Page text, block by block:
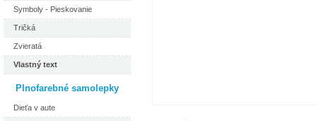
Symboly - Pieskovanie
Tričká
Zvieratá
Vlastný text
Plnofarebné samolepky
Dieťa v aute